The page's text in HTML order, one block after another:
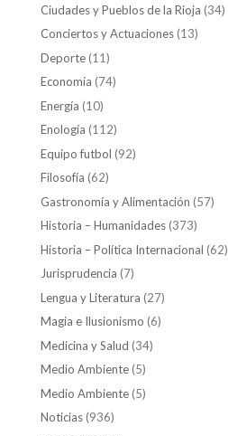
Ciudades y Pueblos de la Rioja (34)
Conciertos y Actuaciones(13)
Deporte(11)
Economía (74)
Energía (10)
Enología (112)
Equipo futbol (92)
Filosofía (62)
Gastronomía y Alimentación (57)
Historia – Humanidades(373)
Historia – Política Internacional (62)
Jurisprudencia (7)
Lengua y Literatura (27)
Magia e Ilusionismo (6)
Medicina y Salud (34)
Medio Ambiente(5)
Medio Ambiente(5)
Noticias(936)